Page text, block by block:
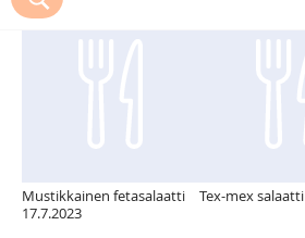
RESEPTIHAKU
Mustikkainen fetasalaatti
17.7.2023
Tex-mex salaatti